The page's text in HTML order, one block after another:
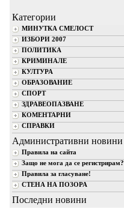
Категории
МИНУТКА СМЕЛОСТ
ИЗБОРИ 2007
ПОЛИТИКА
КРИМИНАЛЕ
КУЛТУРА
ОБРАЗОВАНИЕ
СПОРТ
ЗДРАВЕОПАЗВАНЕ
КОМЕНТАРНИ
СПРАВКИ
Административни новини
Правила на сайта
Защо не мога да се регистрирам?
Правила за гласуване!
СТЕНА НА ПОЗОРА
Последни новини